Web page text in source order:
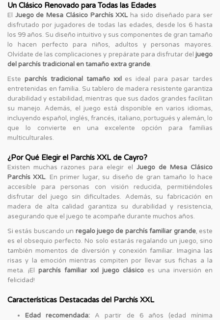
Un Clásico Renovado para Todas las Edades
El Juego de Mesa Clásico Parchís XXLha sido diseñado para ser
disfrutado por jugadores de todas las edades, desde los 6 hasta
los 99 años. Su diseño intuitivo y sus componentes de gran tamaño
lo hacen perfecto para niños, adultos y personas mayores.
Olvídate de las complicaciones y prepárate para disfrutar del juego
del parchís tradicional en tamaño extra grande.
Este parchís tradicional tamaño xxles ideal para pasar tardes
entretenidas en familia. Su tablero de madera resistente garantiza
durabilidad y estabilidad, mientras que sus dados grandes facilitan
su manejo. Además, el juego está disponible en varios idiomas,
incluyendo español, inglés, francés, italiano, portugués y alemán, lo
que lo convierte en una excelente opción para familias
multiculturales.
¿Por Qué Elegir el Parchís XXL de Cayro?
Existen muchas razones para elegir el Juego de Mesa Clásico
Parchís XXL. En primer lugar, su diseño de gran tamaño lo hace
accesible para personas con visión reducida, permitiéndoles
disfrutar del juego sin dificultades. Además, su fabricación en
madera de alta calidad garantiza su durabilidad y resistencia,
asegurando que el juego te acompañe durante muchos años.
Si estás buscando un regalo juego de parchís familiar grande, este
es el obsequio perfecto. No solo estarás regalando un juego, sino
también momentos de diversión y conexión familiar. Imagina las
risas y la emoción mientras compiten por llevar sus fichas a la
meta. ¡El parchís familiar xxl juego clásico es una inversión en
felicidad!
Características Destacadas del Parchís XXL
Edad recomendada: A partir de 6 años (edad mínima